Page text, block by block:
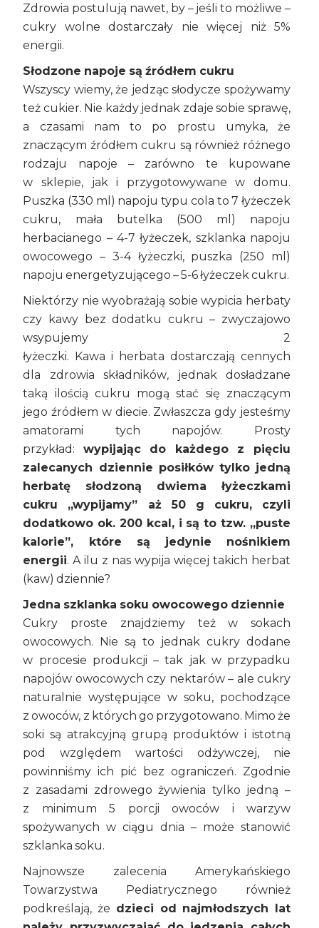
Zdrowia postulują nawet, by – jeśli to możliwe –
cukry wolne dostarczały nie więcej niż 5%
energii.
Słodzone napoje są źródłem cukru
Wszyscy wiemy, że jedząc słodycze spożywamy
też cukier. Nie każdy jednak zdaje sobie sprawę,
a czasami nam to po prostu umyka, że
znaczącym źródłem cukru są również różnego
rodzaju napoje – zarówno te kupowane
w sklepie, jak i przygotowywane w domu.
Puszka (330 ml) napoju typu cola to 7 łyżeczek
cukru, mała butelka (500 ml) napoju
herbacianego – 4-7 łyżeczek, szklanka napoju
owocowego – 3-4 łyżeczki, puszka (250 ml)
napoju energetyzującego – 5-6 łyżeczek cukru.
Niektórzy nie wyobrażają sobie wypicia herbaty
czy kawy bez dodatku cukru – zwyczajowo
wsypujemy 2
łyżeczki. Kawa i herbata dostarczają cennych
dla zdrowia składników, jednak dosładzane
taką ilością cukru mogą stać się znaczącym
jego źródłem w diecie. Zwłaszcza gdy jesteśmy
amatorami tych napojów. Prosty
przykład: wypijając do każdego z pięciu
zalecanych dziennie posiłków tylko jedną
herbatę słodzoną dwiema łyżeczkami
cukru „wypijamy” aż 50 g cukru, czyli
dodatkowo ok. 200 kcal, i są to tzw. „puste
kalorie”, które są jedynie nośnikiem
energii. A ilu z nas wypija więcej takich herbat
(kaw) dziennie?
Jedna szklanka soku owocowego dziennie
Cukry proste znajdziemy też w sokach
owocowych. Nie są to jednak cukry dodane
w procesie produkcji – tak jak w przypadku
napojów owocowych czy nektarów – ale cukry
naturalnie występujące w soku, pochodzące
z owoców, z których go przygotowano. Mimo że
soki są atrakcyjną grupą produktów i istotną
pod względem wartości odżywczej, nie
powinniśmy ich pić bez ograniczeń. Zgodnie
z zasadami zdrowego żywienia tylko jedną –
z minimum 5 porcji owoców i warzyw
spożywanych w ciągu dnia – może stanowić
szklanka soku.
Najnowsze zalecenia Amerykańskiego
Towarzystwa Pediatrycznego również
podkreślają, że dzieci od najmłodszych lat